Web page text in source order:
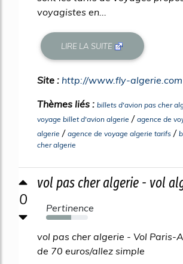
voyagistes en...
LIRE LA SUITE
Site : http://www.fly-algerie.com
Thèmes liés : billets d'avion pas cher
voyage billet d'avion algerie / agence de
algerie / agence de voyage algerie tarifs /
cher algerie
0
vol pas cher algerie - vol
Pertinence
60%
vol pas cher algerie - Vol Paris-
de 70 euros/allez simple